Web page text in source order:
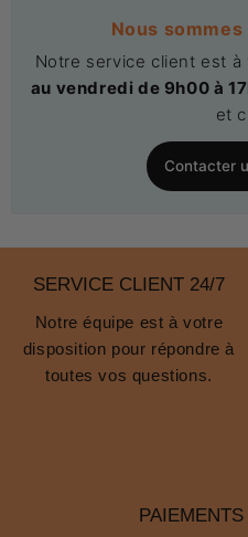
Nous
Notre service client est
au vendredi de 9h00 à
et
Contacter
SERVICE CLIENT 24/7
Notre équipe est à votre
disposition pour répondre à
toutes vos questions.